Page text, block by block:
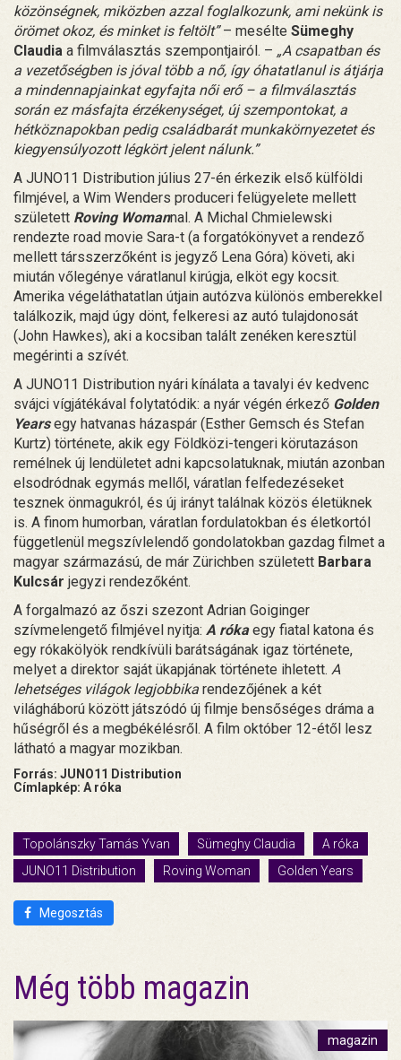
közönségnek, miközben azzal foglalkozunk, ami nekünk is
örömet okoz, és minket is feltölt”– mesélte Sümeghy
Claudia a filmválasztás szempontjairól. – „A csapatban és
a vezetőségben is jóval több a nő, így óhatatlanul is átjárja
a mindennapjainkat egyfajta női erő – a filmválasztás
során ez másfajta érzékenységet, új szempontokat, a
hétköznapokban pedig családbarát munkakörnyezetet és
kiegyensúlyozott légkört jelent nálunk.”
A JUNO11 Distribution július 27-én érkezik első külföldi
filmjével, a Wim Wenders produceri felügyelete mellett
született Roving Womannal. A Michal Chmielewski
rendezte road movie Sara-t (a forgatókönyvet a rendező
mellett társszerzőként is jegyző Lena Góra) követi, aki
miután vőlegénye váratlanul kirúgja, elköt egy kocsit.
Amerika végeláthatatlan útjain autózva különös emberekkel
találkozik, majd úgy dönt, felkeresi az autó tulajdonosát
(John Hawkes), aki a kocsiban talált zenéken keresztül
megérinti a szívét.
A JUNO11 Distribution nyári kínálata a tavalyi év kedvenc
svájci vígjátékával folytatódik: a nyár végén érkező Golden
Yearsegy hatvanas házaspár (Esther Gemsch és Stefan
Kurtz) története, akik egy Földközi-tengeri körutazáson
remélnek új lendületet adni kapcsolatuknak, miután azonban
elsodródnak egymás mellől, váratlan felfedezéseket
tesznek önmagukról, és új irányt találnak közös életüknek
is. A finom humorban, váratlan fordulatokban és életkortól
függetlenül megszívlelendő gondolatokban gazdag filmet a
magyar származású, de már Zürichben született Barbara
Kulcsár jegyzi rendezőként.
A forgalmazó az őszi szezont Adrian Goiginger
szívmelengető filmjével nyitja: A rókaegy fiatal katona és
egy rókakölyök rendkívüli barátságának igaz története,
melyet a direktor saját ükapjának története ihletett. A
lehetséges világok legjobbika rendezőjének a két
világháború között játszódó új filmje bensőséges dráma a
hűségről és a megbékélésről. A film október 12-étől lesz
látható a magyar mozikban.
Forrás: JUNO11 Distribution
Címlapkép: A róka
Topolánszky Tamás Yvan Sümeghy Claudia
A róka
JUNO11 Distribution
Roving Woman Golden Years
Megosztás
Még több magazin
magazin